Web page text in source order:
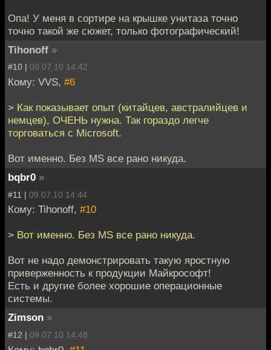
Опа! У меня в сортире на крышке унитаза точно
точно такой же сюжет, только фотографический!
Tihonoff »
#10 | 09.07.10 14:42
Кому: VVS, #6
> Как показывает опыт (китайцев, австралийцев и
немцев), ОЧЕНЬ нужна. Так гораздо легче
торговаться с Microsoft.
Вот именно. Без MS все рано никуда.
bqbr0 »
#11 | 09.07.10 14:44
Кому: Tihonoff, #10
> Вот именно. Без MS все рано никуда.
Вот не надо демонстрировать такую яростную
приверженность к продукции Майкрософт!
Есть и другие более хорошие операционные
системы.
Zimson »
#12 | 09.07.10 14:48